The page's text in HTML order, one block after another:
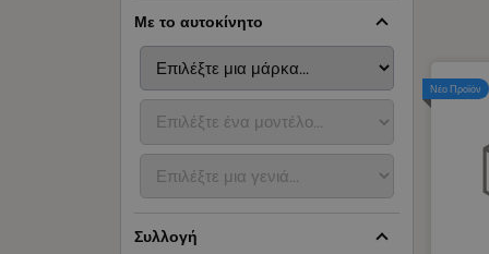
Νέο Προϊόν
Organizer για Πορτμπαγκάζ -
Πλάτης Καθίσματος
Αερόθερμα Αυτοκινήτου
Αναδιπλούμενες Ράμπες -
Ταινίες
Ανεμοθραύστες Αυτοκινήτου
Με το αυτοκίνητο
Συλλογή